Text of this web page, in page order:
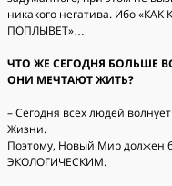
никакого негатива. Ибо
ПОПЛЫВЕТ»…
ЧТО ЖЕ СЕГОДНЯ БОЛЬШЕ
ОНИ МЕЧТАЮТ ЖИТЬ?
– Сегодня всех людей
Жизни.
Поэтому, Новый Мир должен
ЭКОЛОГИЧЕСКИМ.